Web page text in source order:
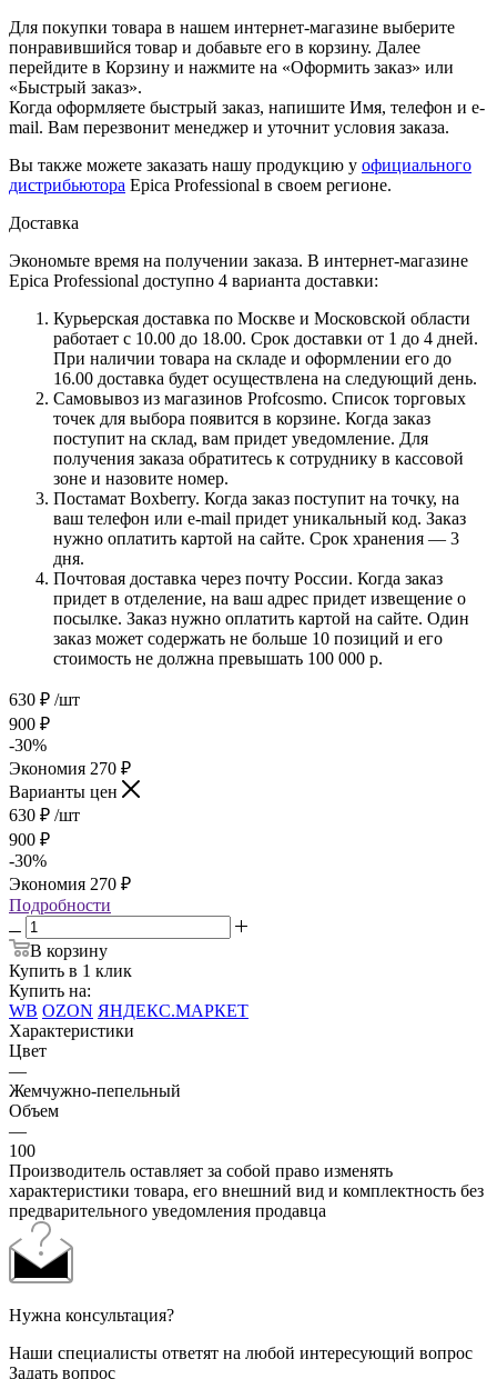
Для покупки товара в нашем интернет-магазине выберите
понравившийся товар и добавьте его в корзину. Далее
перейдите в Корзину и нажмите на «Оформить заказ» или
«Быстрый заказ».
Когда оформляете быстрый заказ, напишите Имя, телефон и e-
mail. Вам перезвонит менеджер и уточнит условия заказа.
Вы также можете заказать нашу продукцию у официального
дистрибьютора Epica Professional в своем регионе.
Доставка
Экономьте время на получении заказа. В интернет-магазине
Epica Professional доступно 4 варианта доставки:
Курьерская доставка по Москве и Московской области
работает с 10.00 до 18.00. Срок доставки от 1 до 4 дней.
При наличии товара на складе и оформлении его до
16.00 доставка будет осуществлена на следующий день.
Самовывоз из магазинов Profcosmo. Список торговых
точек для выбора появится в корзине. Когда заказ
поступит на склад, вам придет уведомление. Для
получения заказа обратитесь к сотруднику в кассовой
зоне и назовите номер.
Постамат Boxberry. Когда заказ поступит на точку, на
ваш телефон или e-mail придет уникальный код. Заказ
нужно оплатить картой на сайте. Срок хранения — 3
дня.
Почтовая доставка через почту России. Когда заказ
придет в отделение, на ваш адрес придет извещение о
посылке. Заказ нужно оплатить картой на сайте. Один
заказ может содержать не больше 10 позиций и его
стоимость не должна превышать 100 000 р.
630 ₽ /шт
900 ₽
-30%
Экономия 270 ₽
Варианты цен
630 ₽ /шт
900 ₽
-30%
Экономия 270 ₽
Подробности
В корзину
Купить в 1 клик
Купить на:
WB OZON ЯНДЕКС.МАРКЕТ
Характеристики
Цвет
—
Жемчужно-пепельный
Объем
—
100
Производитель оставляет за собой право изменять
характеристики товара, его внешний вид и комплектность без
предварительного уведомления продавца
Нужна консультация?
Наши специалисты ответят на любой интересующий вопрос
Задать вопрос